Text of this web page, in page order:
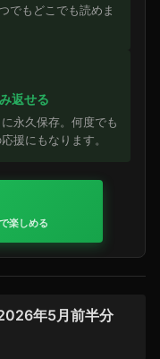
でもどこでも読めま
返せる
永久保存。何度でも
援にもなります。
楽しめる
年5月前半分